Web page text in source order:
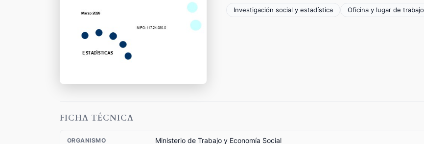
Investigación social y estadística
Oficina y lugar de trabajo
FICHA TÉCNICA
ORGANISMO Ministerio de Trabajo y Economía Social